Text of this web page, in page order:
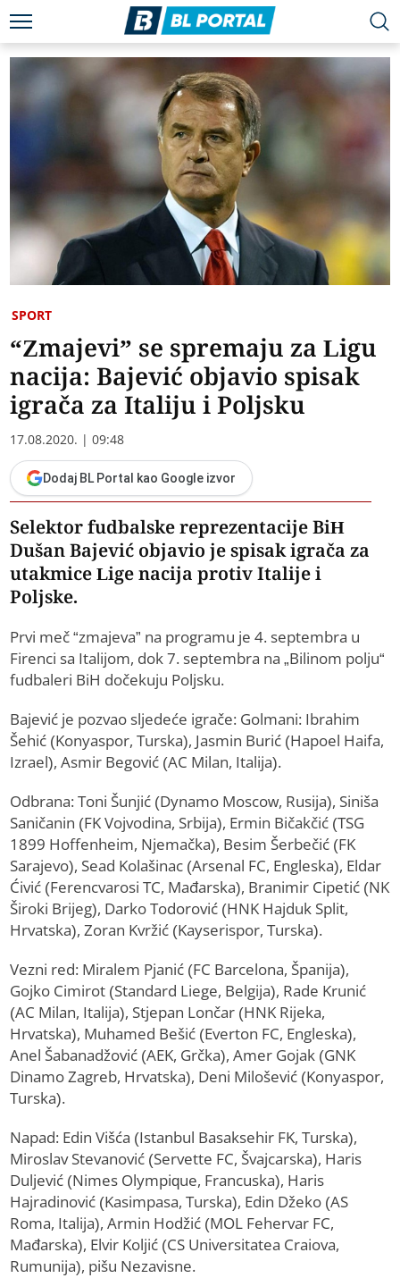
SPORT
“Zmajevi” se spremaju za Ligu
nacija: Bajević objavio spisak
igrača za Italiju i Poljsku
17.08.2020. | 09:48
Dodaj BL Portal kao Google izvor
Selektor fudbalske reprezentacije BiH
Dušan Bajević objavio je spisak igrača za
utakmice Lige nacija protiv Italije i
Poljske.
Prvi meč “zmajeva” na programu je 4. septembra u
Firenci sa Italijom, dok 7. septembra na „Bilinom polju“
fudbaleri BiH dočekuju Poljsku.
Bajević je pozvao sljedeće igrače: Golmani: Ibrahim
Šehić (Konyaspor, Turska), Jasmin Burić (Hapoel Haifa,
Izrael), Asmir Begović (AC Milan, Italija).
Odbrana: Toni Šunjić (Dynamo Moscow, Rusija), Siniša
Saničanin (FK Vojvodina, Srbija), Ermin Bičakčić (TSG
1899 Hoffenheim, Njemačka), Besim Šerbečić (FK
Sarajevo), Sead Kolašinac (Arsenal FC, Engleska), Eldar
Ćivić (Ferencvarosi TC, Mađarska), Branimir Cipetić (NK
Široki Brijeg), Darko Todorović (HNK Hajduk Split,
Hrvatska), Zoran Kvržić (Kayserispor, Turska).
Vezni red: Miralem Pjanić (FC Barcelona, Španija),
Gojko Cimirot (Standard Liege, Belgija), Rade Krunić
(AC Milan, Italija), Stjepan Lončar (HNK Rijeka,
Hrvatska), Muhamed Bešić (Everton FC, Engleska),
Anel Šabanadžović (AEK, Grčka), Amer Gojak (GNK
Dinamo Zagreb, Hrvatska), Deni Milošević (Konyaspor,
Turska).
Napad: Edin Višća (Istanbul Basaksehir FK, Turska),
Miroslav Stevanović (Servette FC, Švajcarska), Haris
Duljević (Nimes Olympique, Francuska), Haris
Hajradinović (Kasimpasa, Turska), Edin Džeko (AS
Roma, Italija), Armin Hodžić (MOL Fehervar FC,
Mađarska), Elvir Koljić (CS Universitatea Craiova,
Rumunija), pišu Nezavisne.